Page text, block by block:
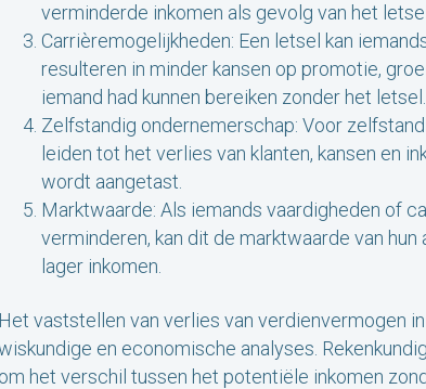
verminderde inkomen als gevolg van het letsel.
Carrièremogelijkheden: Een letsel kan
resulteren in minder kansen op promotie,
iemand had kunnen bereiken zonder het letsel.
Zelfstandig ondernemerschap: Voor
leiden tot het verlies van klanten, kansen en
wordt aangetast.
Marktwaarde: Als iemands vaardigheden of
verminderen, kan dit de marktwaarde van
lager inkomen.
Het vaststellen van verlies van verdienvermogen
en economische analyses.
om het verschil tussen het potentiële inkomen